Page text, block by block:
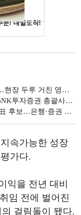
두루 거친 영업통
[BNK금융 자회사 CEO 인사]
권 두루 경험한 'BNK맨'
속가능한 성장
가다.
익을 전년 대비
임 전에 벌어진
걸림돌이 됐다.